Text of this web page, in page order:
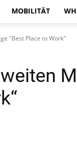
MOBILITÄT
"Best Place to Work"